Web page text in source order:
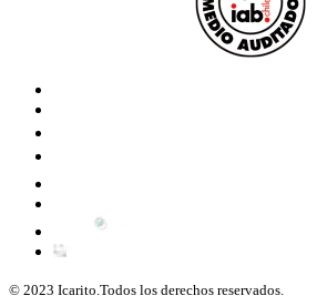
© 2023 Icarito.Todos los derechos reservados.